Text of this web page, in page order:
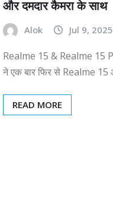
और दमदार कैमरा के साथ
Alok Jul 9, 2025
Realme 15 & Realme 15
ने एक बार फिर से Realme
READ MORE